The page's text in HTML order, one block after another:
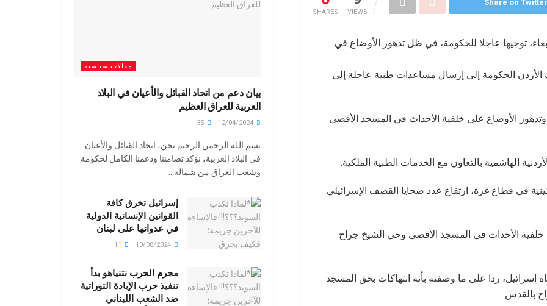
SHARES VIEWS
Share on Twitter
توجيها عاجلا للحكومة، في ظل تدهور الأوضاع في
الأردن الحكومة إلى إرسال مساعدات طبية عاجلة إلى
الأوضاع على خلفية الأحداث في المسجد الأقصى
الهاشمية بالتعاون مع الخدمات الطبية الملكية.
في قطاع غزة، ارتفاع عدد ضحايا القصف الإسرائيلي
الأحداث في المسجد الأقصى وحي الشيخ جراح
إسرائيل، ردا على ما وصفته بأنه انتهاكات بحق المسجد
بالقدس.
مقالات سياسية
بيان دعم من اتحاد القبائل والأعيان في البلاد
العربية للعراق العظيم
بسم الله الرحمن الرحيم نحن، اتحاد القبائل والأعيان
في البلاد العربية، نؤكد تضامننا ودعمنا الكامل لحكومة
وشعب العراق من شماله...
إسرائيل تخرق كافة
القوانين الإنسانية الدولية
في عدوانها على لبنان
مجرم الحرب نتنياهو بدأ
تنفيذ حرب الإبادة التوراتية
ضد الشعب اللبناني